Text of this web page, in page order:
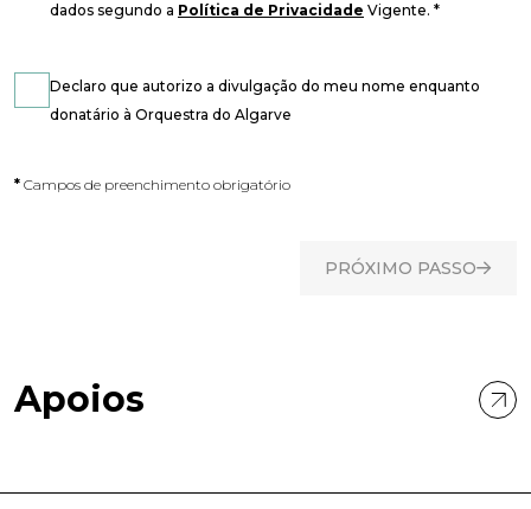
dados segundo a Política de Privacidade Vigente. *
Declaro que autorizo a divulgação do meu nome enquanto
donatário à Orquestra do Algarve
* Campos de preenchimento obrigatório
PRÓXIMO PASSO
Apoios